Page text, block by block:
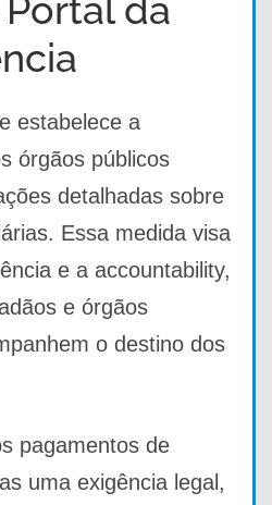
da
estabelece a
órgãos públicos
detalhadas sobre
Essa medida visa
e a accountability,
e órgãos
o destino dos
pagamentos de
uma exigência legal,